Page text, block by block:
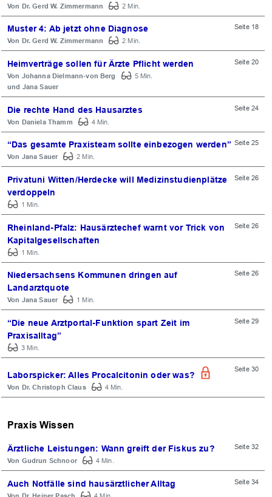
Dr. Gerd W. Zimmermann 2 Min.
Muster 4: Ab jetzt ohne Diagnose Seite 18
Dr. Gerd W. Zimmermann 2 Min.
Heimverträge sollen für Ärzte Pflicht werden Seite 20
Johanna Dielmann-von Berg
Jana Sauer
5 Min.
Die rechte Hand des Hausarztes Seite 24
Daniela Thamm 4 Min.
“Das gesamte Praxisteam sollte einbezogen werden” Seite 25
Jana Sauer 2 Min.
Privatuni Witten/Herdecke will Medizinstudienplätze
verdoppeln
Seite 26
1 Min.
Rheinland-Pfalz: Hausärztechef warnt vor Trick von
Kapitalgesellschaften
Seite 26
1 Min.
Niedersachsens Kommunen dringen auf
Landarztquote
Seite 26
Jana Sauer 1 Min.
“Die neue Arztportal-Funktion spart Zeit im
Praxisalltag”
Seite 29
3 Min.
Laborspicker: Alles Procalcitonin oder was?
Seite 30
Dr. Christoph Claus 4 Min.
Praxis Wissen
Ärztliche Leistungen: Wann greift der Fiskus zu? Seite 32
Gudrun Schnoor 4 Min.
Auch Notfälle sind hausärztlicher Alltag Seite 34